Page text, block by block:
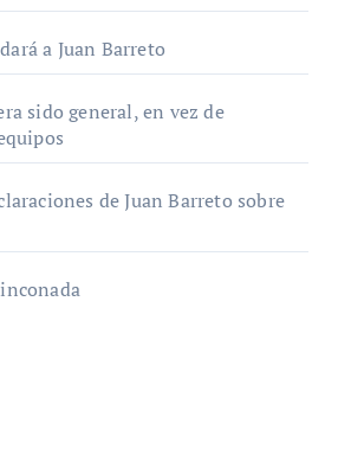
a Juan Barreto
sido general, en vez de
de Juan Barreto sobre